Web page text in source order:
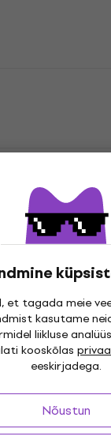
et tagada meie
kasutame
liikluse
kooskõlas
eeskirjadega.
Nõustun
Rock